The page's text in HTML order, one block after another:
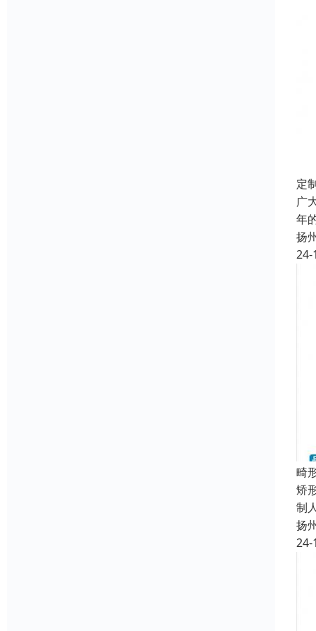
定
广
年
扬
24-
畸
矫
制
扬
24-